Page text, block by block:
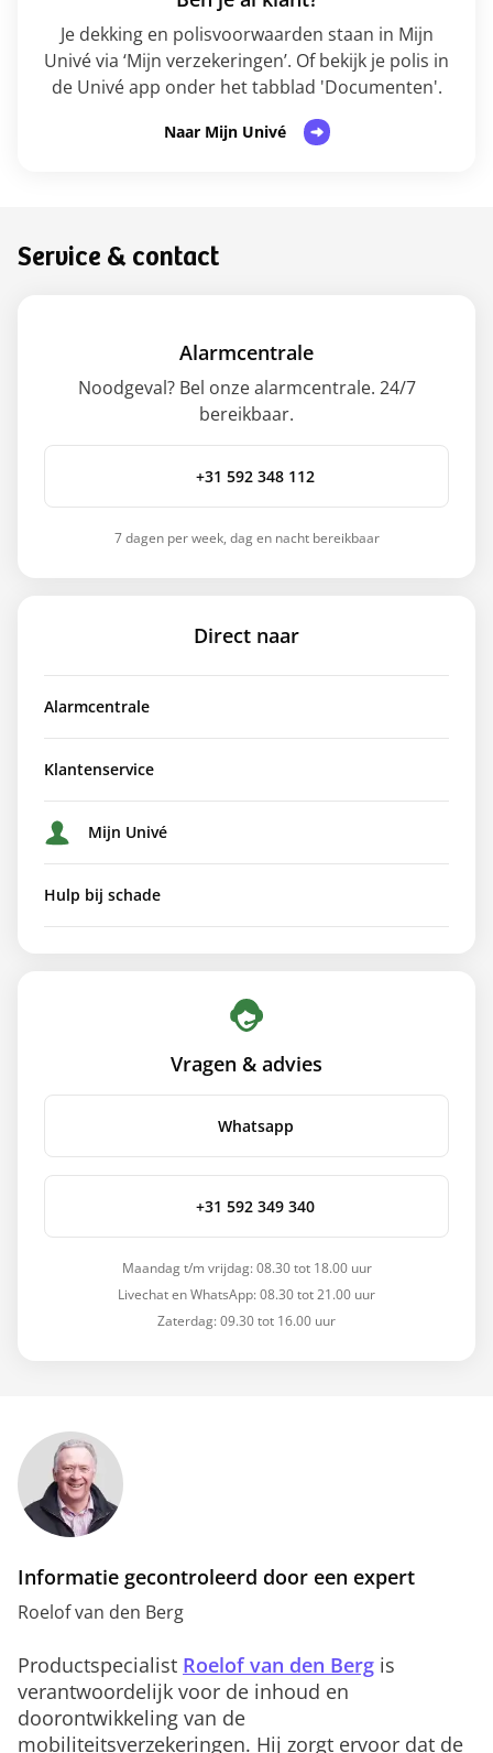
Je dekking en polisvoorwaarden staan in Mijn
Univé via ‘Mijn verzekeringen’. Of bekijk je polis in
de Univé app onder het tabblad 'Documenten'.
Naar Mijn Univé
Service & contact
Alarmcentrale
Noodgeval? Bel onze alarmcentrale. 24/7
bereikbaar.
+31 592 348 112
7 dagen per week, dag en nacht bereikbaar
Direct naar
Alarmcentrale
Klantenservice
Mijn Univé
Hulp bij schade
Vragen & advies
Whatsapp
+31 592 349 340
Maandag t/m vrijdag: 08.30 tot 18.00 uur
Livechat en WhatsApp: 08.30 tot 21.00 uur
Zaterdag: 09.30 tot 16.00 uur
Informatie gecontroleerd door een expert
Roelof van den Berg
Productspecialist Roelof van den Berg is
verantwoordelijk voor de inhoud en
doorontwikkeling van de
mobiliteitsverzekeringen. Hij zorgt ervoor dat de